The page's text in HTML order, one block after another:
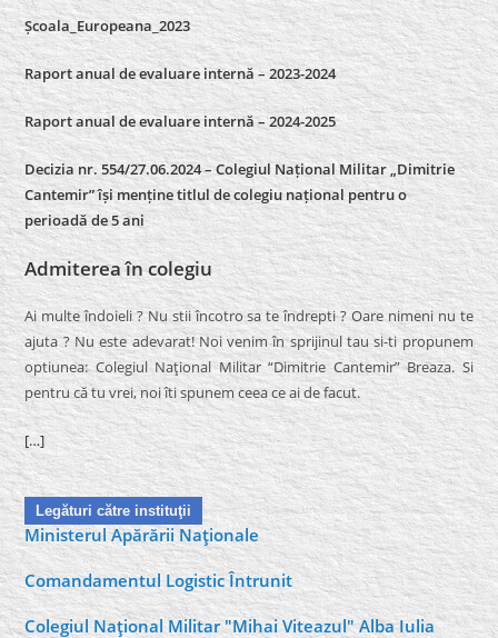
Școala_Europeana_2023
Raport anual de evaluare internă – 2023-2024
Raport anual de evaluare internă –2024-2025
Decizia nr. 554/27.06.2024 – Colegiul Național Militar „Dimitrie
Cantemir” își menține titlul de colegiu național pentru o
perioadă de 5 ani
Admiterea în colegiu
Ai multe îndoieli ? Nu stii încotro sa te îndrepti ? Oare nimeni nu te
ajuta ? Nu este adevarat! Noi venim în sprijinul tau si-ti propunem
optiunea: Colegiul Naţional Militar “Dimitrie Cantemir” Breaza. Si
pentru că tu vrei, noi îti spunem ceea ce ai de facut.
[…]
Legături către instituţii
Ministerul Apărării Naţionale
Comandamentul Logistic Întrunit
Colegiul Naţional Militar "Mihai Viteazul" Alba Iulia